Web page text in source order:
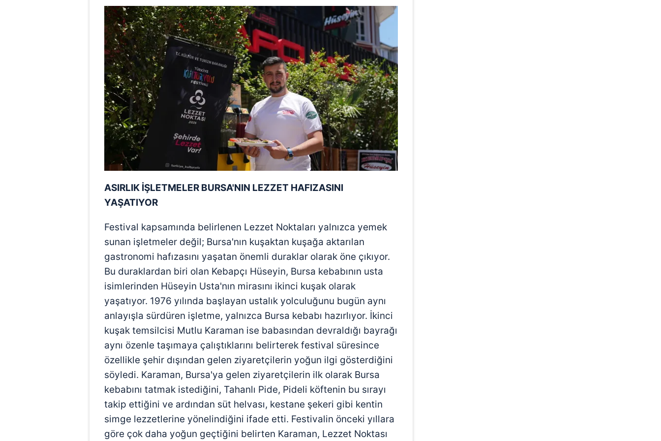
mevzuata uygun olarak kullanılan çerezlerle ilgili bilgi almak için lütfentıklayınız.
ASIRLIK İŞLETMELER BURSA'NIN LEZZET HAFIZASINI
YAŞATIYOR
Festival kapsamında belirlenen Lezzet Noktaları yalnızca yemek
sunan işletmeler değil; Bursa'nın kuşaktan kuşağa aktarılan
gastronomi hafızasını yaşatan önemli duraklar olarak öne çıkıyor.
Bu duraklardan biri olan Kebapçı Hüseyin, Bursa kebabının usta
isimlerinden Hüseyin Usta'nın mirasını ikinci kuşak olarak
yaşatıyor. 1976 yılında başlayan ustalık yolculuğunu bugün aynı
anlayışla sürdüren işletme, yalnızca Bursa kebabı hazırlıyor. İkinci
kuşak temsilcisi Mutlu Karaman ise babasından devraldığı bayrağı
aynı özenle taşımaya çalıştıklarını belirterek festival süresince
özellikle şehir dışından gelen ziyaretçilerin yoğun ilgi gösterdiğini
söyledi. Karaman, Bursa'ya gelen ziyaretçilerin ilk olarak Bursa
kebabını tatmak istediğini, Tahanlı Pide, Pideli köftenin bu sırayı
takip ettiğini ve ardından süt helvası, kestane şekeri gibi kentin
simge lezzetlerine yönelindiğini ifade etti. Festivalin önceki yıllara
göre çok daha yoğun geçtiğini belirten Karaman, Lezzet Noktası